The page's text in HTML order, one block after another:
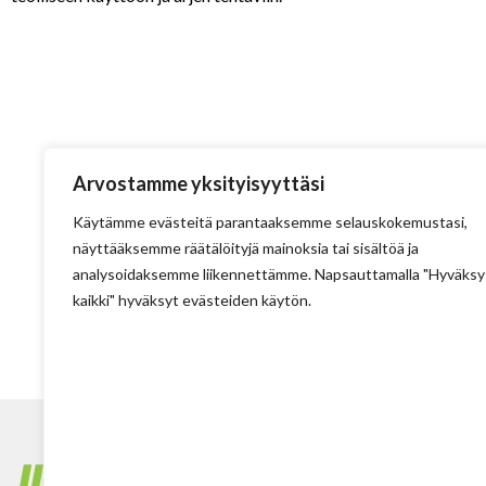
Arvostamme yksityisyyttäsi
Käytämme evästeitä parantaaksemme selauskokemustasi,
näyttääksemme räätälöityjä mainoksia tai sisältöä ja
analysoidaksemme liikennettämme. Napsauttamalla "Hyväksy
kaikki" hyväksyt evästeiden käytön.